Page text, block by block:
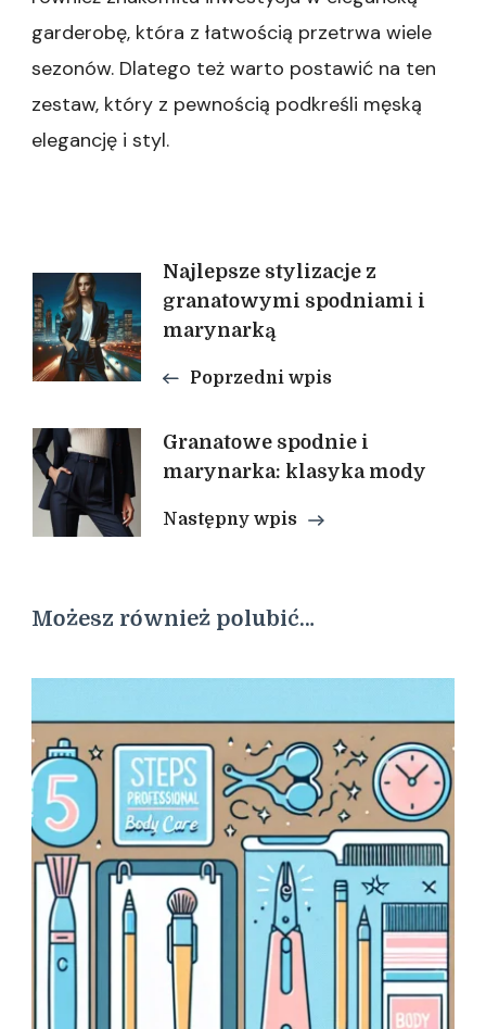
garderobę, która z łatwością przetrwa wiele
sezonów. Dlatego też warto postawić na ten
zestaw, który z pewnością podkreśli męską
elegancję i styl.
Nawigacja
wpisu
Najlepsze stylizacje z
granatowymi spodniami i
marynarką
Poprzedni wpis
Granatowe spodnie i
marynarka: klasyka mody
Następny wpis
Możesz również polubić…